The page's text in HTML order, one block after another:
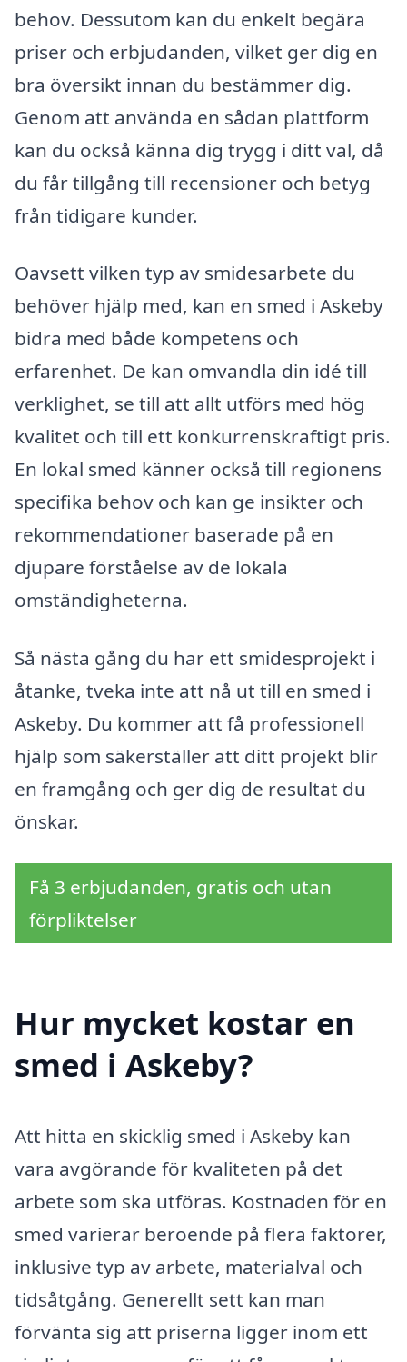
behov. Dessutom kan du enkelt begära
priser och erbjudanden, vilket ger dig en
bra översikt innan du bestämmer dig.
Genom att använda en sådan plattform
kan du också känna dig trygg i ditt val, då
du får tillgång till recensioner och betyg
från tidigare kunder.
Oavsett vilken typ av smidesarbete du
behöver hjälp med, kan en smed i Askeby
bidra med både kompetens och
erfarenhet. De kan omvandla din idé till
verklighet, se till att allt utförs med hög
kvalitet och till ett konkurrenskraftigt pris.
En lokal smed känner också till regionens
specifika behov och kan ge insikter och
rekommendationer baserade på en
djupare förståelse av de lokala
omständigheterna.
Så nästa gång du har ett smidesprojekt i
åtanke, tveka inte att nå ut till en smed i
Askeby. Du kommer att få professionell
hjälp som säkerställer att ditt projekt blir
en framgång och ger dig de resultat du
önskar.
Få 3 erbjudanden, gratis och utan
förpliktelser
Hur mycket kostar en
smed i Askeby?
Att hitta en skicklig smed i Askeby kan
vara avgörande för kvaliteten på det
arbete som ska utföras. Kostnaden för en
smed varierar beroende på flera faktorer,
inklusive typ av arbete, materialval och
tidsåtgång. Generellt sett kan man
förvänta sig att priserna ligger inom ett